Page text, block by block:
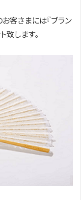
客さまには『ブラン
致します。